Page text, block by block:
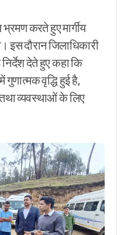
करते हुए मार्गीय
दौरान जिलाधिकारी
देते हुए कहा कि
गुणात्मक वृद्धि हुई है,
व्यवस्थाओं के लिए